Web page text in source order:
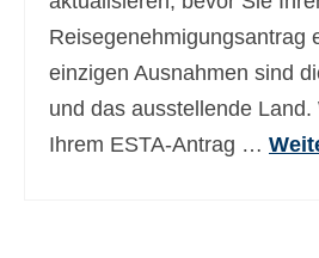
Reisegenehmigungsantrag
einzigen Ausnahmen sind
und das ausstellende
Ihrem ESTA-Antrag …